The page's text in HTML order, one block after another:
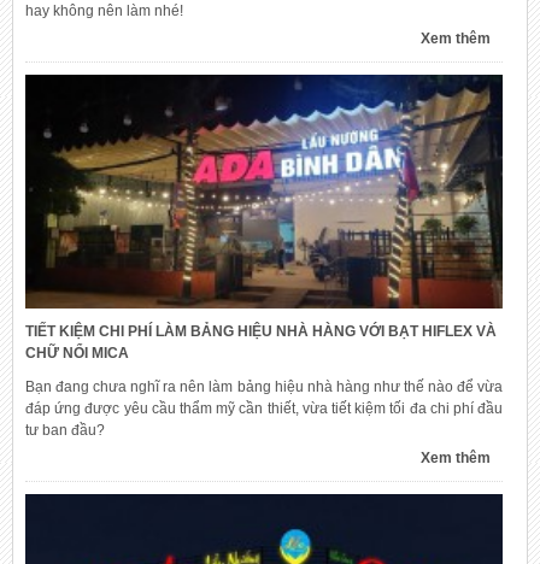
hay không nên làm nhé!
Xem thêm
TIẾT KIỆM CHI PHÍ LÀM BẢNG HIỆU NHÀ HÀNG VỚI BẠT HIFLEX VÀ
CHỮ NỔI MICA
Bạn đang chưa nghĩ ra nên làm bảng hiệu nhà hàng như thế nào để vừa
đáp ứng được yêu cầu thẩm mỹ cần thiết, vừa tiết kiệm tối đa chi phí đầu
tư ban đầu?
Xem thêm